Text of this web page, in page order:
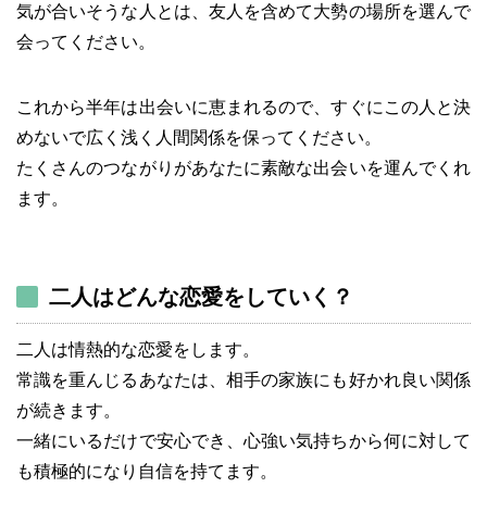
気が合いそうな人とは、友人を含めて大勢の場所を選んで
会ってください。
これから半年は出会いに恵まれるので、すぐにこの人と決
めないで広く浅く人間関係を保ってください。
たくさんのつながりがあなたに素敵な出会いを運んでくれ
ます。
二人はどんな恋愛をしていく？
二人は情熱的な恋愛をします。
常識を重んじるあなたは、相手の家族にも好かれ良い関係
が続きます。
一緒にいるだけで安心でき、心強い気持ちから何に対して
も積極的になり自信を持てます。